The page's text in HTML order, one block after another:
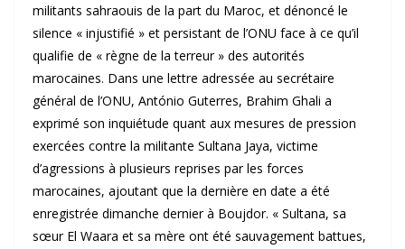
militants sahraouis de la part du Maroc, et dénoncé le
silence « injustifié » et persistant de l’ONU face à ce qu’il
qualifie de « règne de la terreur » des autorités
marocaines. Dans une lettre adressée au secrétaire
général de l’ONU, António Guterres, Brahim Ghali a
exprimé son inquiétude quant aux mesures de pression
exercées contre la militante Sultana Jaya, victime
d’agressions à plusieurs reprises par les forces
marocaines, ajoutant que la dernière en date a été
enregistrée dimanche dernier à Boujdor. « Sultana, sa
sœur El Waara et sa mère ont été sauvagement battues,